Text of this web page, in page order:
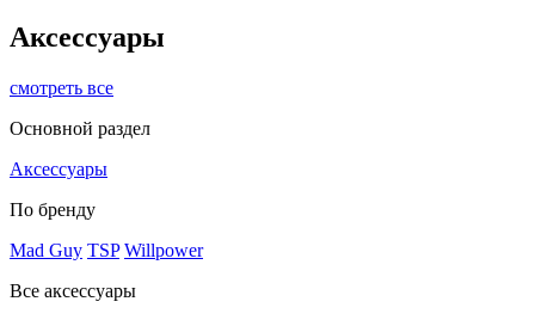
Аксессуары
смотреть все
Основной раздел
Аксессуары
По бренду
Mad Guy TSP Willpower
Все аксессуары